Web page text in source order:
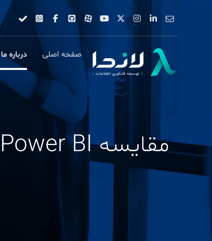
صفحه اصلی درباره ما